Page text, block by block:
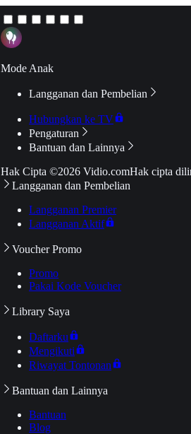
Mode Anak
Langganan dan Pembelian
Hubungkan ke TV
Pengaturan
Bantuan dan Lainnya
Hak Cipta ©2026 Vidio.comHak cipta
Langganan dan Pembelian
Langganan Premier
Langganan Aktif
Voucher Promo
Promo
Pakai Kode Voucher
Library Saya
Daftarku
Mengikuti
Riwayat Tontonan
Bantuan dan Lainnya
Bantuan
Blog